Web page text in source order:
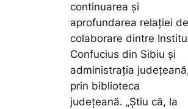
continuarea și
aprofundarea relației de
colaborare dintre
Confucius din Sibiu și
administrația
prin biblioteca
județeană. „Știu că, la